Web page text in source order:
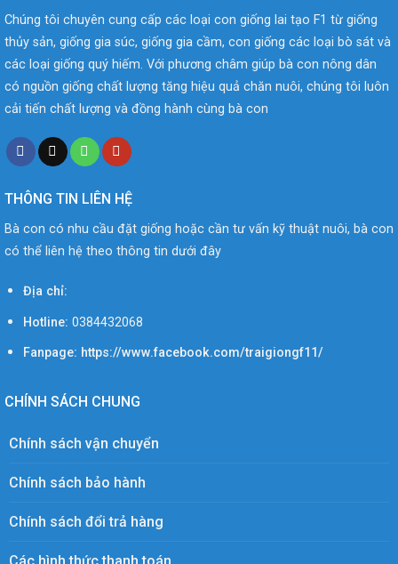
Chúng tôi chuyên cung cấp các loại con giống lai tạo F1 từ giống
thủy sản, giống gia súc, giống gia cầm, con giống các loại bò sát và
các loại giống quý hiếm. Với phương châm giúp bà con nông dân
có nguồn giống chất lượng tăng hiệu quả chăn nuôi, chúng tôi luôn
cải tiến chất lượng và đồng hành cùng bà con
THÔNG TIN LIÊN HỆ
Bà con có nhu cầu đặt giống hoặc cần tư vấn kỹ thuật nuôi, bà con
có thể liên hệ theo thông tin dưới đây
Địa chỉ:
Hotline: 0384432068
Fanpage: https://www.facebook.com/traigiongf11/
CHÍNH SÁCH CHUNG
Chính sách vận chuyển
Chính sách bảo hành
Chính sách đổi trả hàng